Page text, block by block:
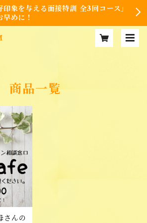
象を与える面接特訓 全3回コース」
めに！
商品一覧
さんの